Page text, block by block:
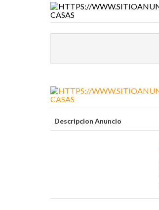
CASAS
CASAS
Descripcion Anuncio